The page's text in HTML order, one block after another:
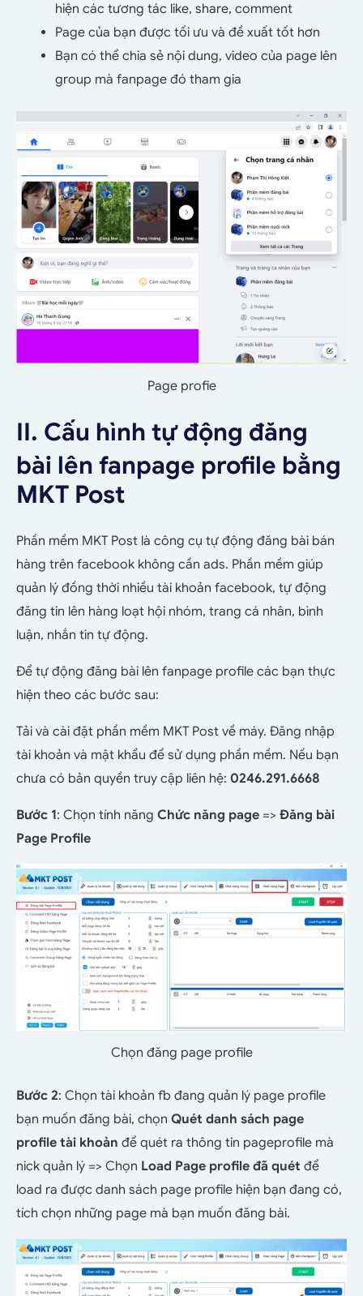
hiện các tương tác like, share, comment
Page của bạn được tối ưu và đề xuất tốt hơn
Bạn có thể chia sẻ nội dung, video của page lên
group mà fanpage đó tham gia
Page profie
II. Cấu hình tự động đăng
bài lên fanpage profile bằng
MKT Post
Phần mềm MKT Post là công cụ tự động đăng bài bán
hàng trên facebook không cần ads. Phần mềm giúp
quản lý đồng thời nhiều tài khoản facebook, tự động
đăng tin lên hàng loạt hội nhóm, trang cá nhân, bình
luận, nhắn tin tự động.
Để tự động đăng bài lên fanpage profile các bạn thực
hiện theo các bước sau:
Tải và cài đặt phần mềm MKT Post về máy. Đăng nhập
tài khoản và mật khẩu để sử dụng phần mềm. Nếu bạn
chưa có bản quyền truy cập liên hệ: 0246.291.6668
Bước 1: Chọn tính năng Chức năng page => Đăng bài
Page Profile
Chọn đăng page profile
Bước 2: Chọn tài khoản fb đang quản lý page profile
bạn muốn đăng bài, chọn Quét danh sách page
profile tài khoản để quét ra thông tin pageprofile mà
nick quản lý => Chọn Load Page profile đã quét để
load ra được danh sách page profile hiện bạn đang có,
tích chọn những page mà bạn muốn đăng bài.